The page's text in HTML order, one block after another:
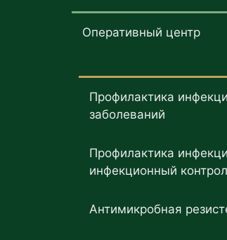
Оперативный центр
Профилактика
заболеваний
Профилактика
инфекционный
Антимикробная